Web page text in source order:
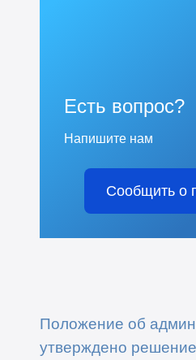
Есть вопрос?
Напишите нам
Сообщить о
Положение об
утверждено